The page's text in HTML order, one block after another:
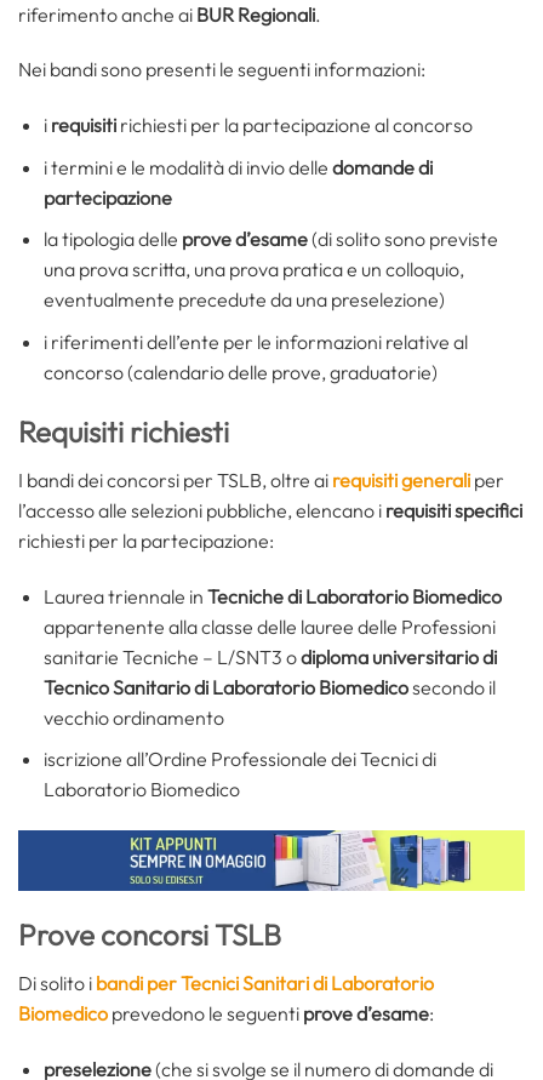
riferimento anche ai BUR Regionali.
Nei bandi sono presenti le seguenti informazioni:
irequisitirichiesti per la partecipazione al concorso
i termini e le modalità di invio delle domande di
partecipazione
la tipologia delle prove d’esame(di solito sono previste
una prova scritta, una prova pratica e un colloquio,
eventualmente precedute da una preselezione)
i riferimenti dell’ente per le informazioni relative al
concorso (calendario delle prove, graduatorie)
Requisiti richiesti
I bandi dei concorsi per TSLB, oltre ai requisiti generali per
l’accesso alle selezioni pubbliche, elencano i requisiti specifici
richiesti per la partecipazione:
Laurea triennale in Tecniche di Laboratorio Biomedico
appartenente alla classe delle lauree delle Professioni
sanitarie Tecniche – L/SNT3 odiploma universitario di
Tecnico Sanitario di Laboratorio Biomedicosecondo il
vecchio ordinamento
iscrizione all’Ordine Professionale dei Tecnici di
Laboratorio Biomedico
Prove concorsi TSLB
Di solito i bandi per Tecnici Sanitari di Laboratorio
Biomedico prevedono le seguenti prove d’esame:
preselezione(che si svolge se il numero di domande di